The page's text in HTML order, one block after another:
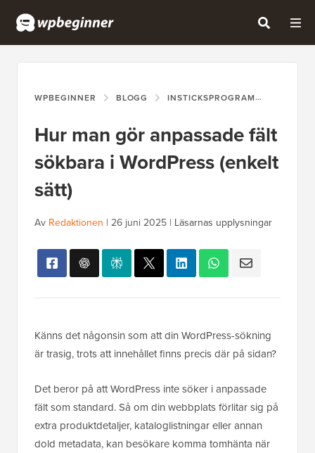
WPBEGINNER BLOGG INSTICKSPROGRAM
Hur man gör anpassade fält
sökbara i WordPress (enkelt
sätt)
Av Redaktionen | 26 juni 2025 | Läsarnas upplysningar
Känns det någonsin som att din WordPress-sökning
är trasig, trots att innehållet finns precis där på sidan?
Det beror på att WordPress inte söker i anpassade
fält som standard. Så om din webbplats förlitar sig på
extra produktdetaljer, kataloglistningar eller annan
dold metadata, kan besökare komma tomhänta när